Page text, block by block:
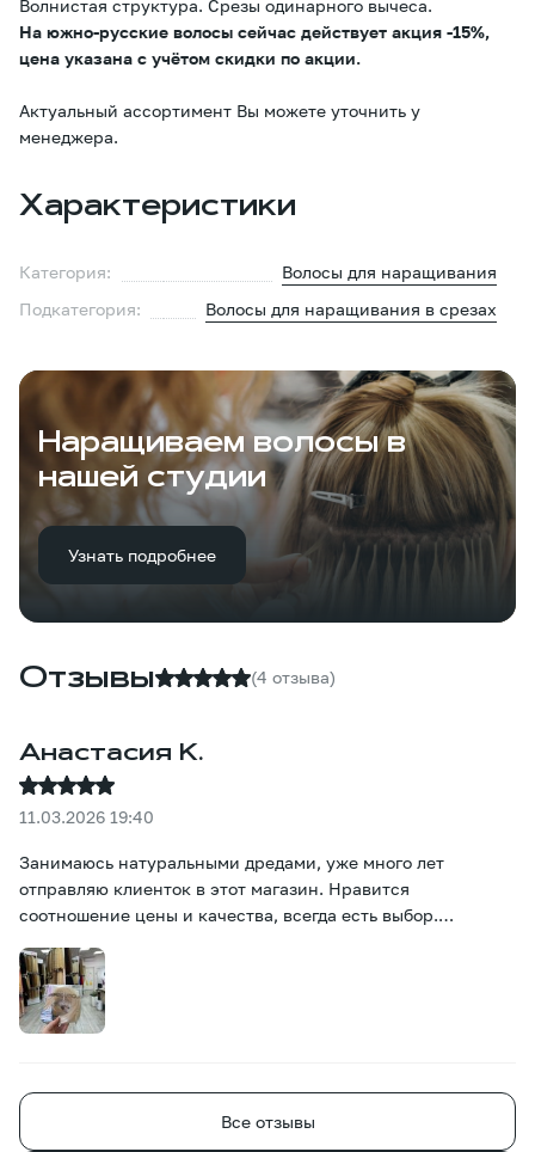
Волнистая структура. Срезы одинарного вычеса.
На южно-русские волосы сейчас действует акция -15%,
цена указана с учётом скидки по акции.
Актуальный ассортимент Вы можете уточнить у
менеджера.
Характеристики
Категория:
Волосы для наращивания
Подкатегория:
Волосы для наращивания в срезах
Наращиваем волосы в
нашей студии
Узнать подробнее
Отзывы (4 отзыва)
Анастасия К.
11.03.2026 19:40
Занимаюсь натуральными дредами, уже много лет
отправляю клиенток в этот магазин. Нравится
соотношение цены и качества, всегда есть выбор.
Все отзывы